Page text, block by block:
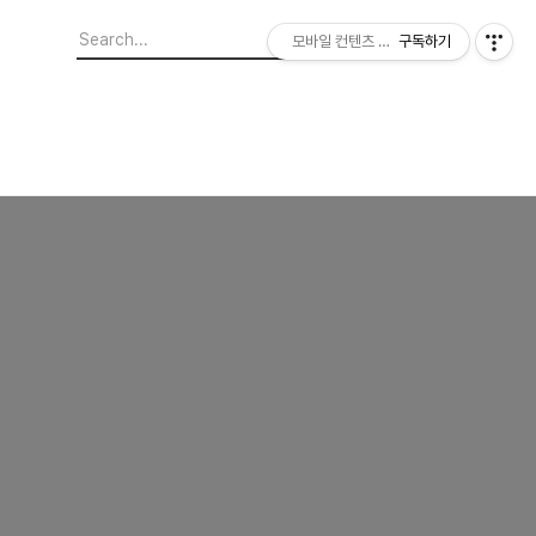
모바일 컨텐츠 이야기구독하기